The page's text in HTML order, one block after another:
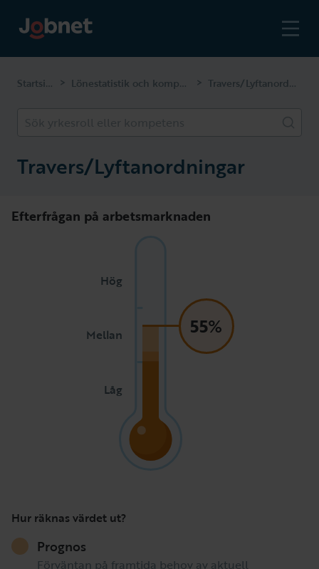
Startsidan > Lönestatistik och kompetenser > Travers/Lyftanordningar
Travers/Lyftanordningar
Efterfrågan på arbetsmarknaden
Hög
Mellan
Låg
55%
Hur räknas värdet ut?
Prognos
Förväntan på framtida behov av aktuell